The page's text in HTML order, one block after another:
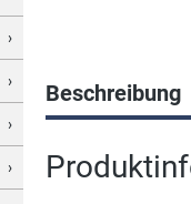
Beschreibung